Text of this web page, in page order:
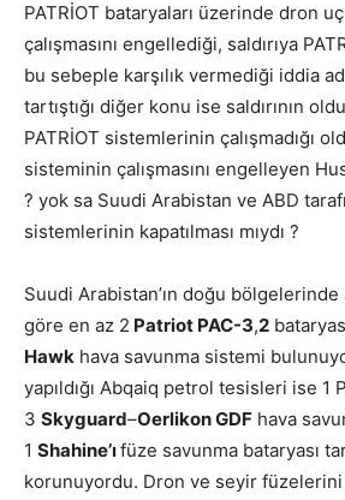
PATRİOT bataryaları üzerinde dron
çalışmasını engellediği, saldırıya
bu sebeple karşılık vermediği iddia
tartıştığı diğer konu ise saldırının
PATRİOT sistemlerinin çalışmadığı
sisteminin çalışmasını engelleyen
? yok sa Suudi Arabistan ve ABD
sistemlerinin kapatılması mıydı ?
Suudi Arabistan’ın doğu bölgelerinde
göre en az 2 Patriot PAC-3,2
Hawk hava savunma sistemi
yapıldığı Abqaiq petrol tesisleri ise 1
3 Skyguard–Oerlikon GDF hava
1 Shahine’ıfüze savunma bataryası
korunuyordu. Dron ve seyir